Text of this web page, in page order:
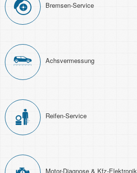
Bremsen-Service
Achs­ver­messung
Reifen-Service
Motor-Diagnose & Kfz-Elektronik